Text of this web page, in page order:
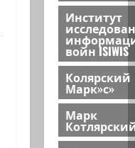
Институт
войн ISIWIS
Колярский
Марк»с»
Марк